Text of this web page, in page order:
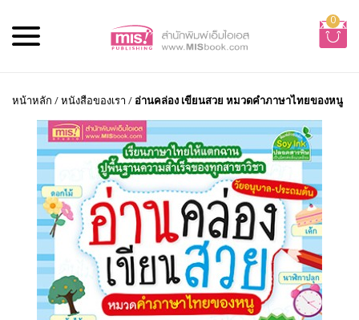
0
หน้าหลัก /หนังสือของเรา / อ่านคล่อง เขียนสวย หมวดคำภาษาไทยของหนู